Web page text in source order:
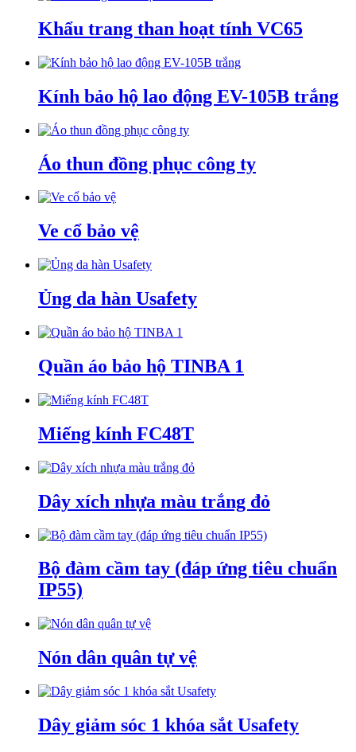
Khẩu trang than hoạt tính VC65
Kính bảo hộ lao động EV-105B trắng
Áo thun đồng phục công ty
Ve cổ bảo vệ
Ủng da hàn Usafety
Quần áo bảo hộ TINBA 1
Miếng kính FC48T
Dây xích nhựa màu trắng đỏ
Bộ đàm cầm tay (đáp ứng tiêu chuẩn
IP55)
Nón dân quân tự vệ
Dây giảm sóc 1 khóa sắt Usafety